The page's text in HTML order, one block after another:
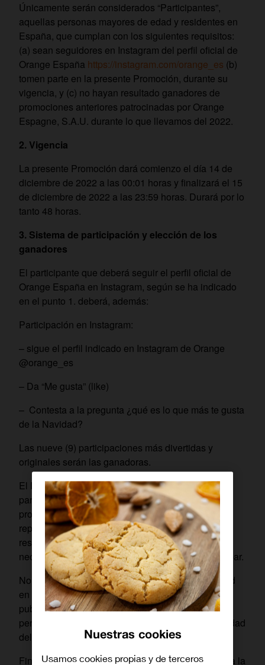
Únicamente serán considerados “Participantes”,
aquellas personas mayores de edad y residentes en
España, que cumplan con los siguientes requisitos:
(a) sean seguidores en Instagram del perfil oficial de
Orange España https://instagram.com/orange_es (b)
tomen parte en la presente Promoción, durante su
vigencia, y (c) no hayan resultado ganadores de
promociones anteriores patrocinadas por Orange
Espagne, S.A.U. durante lo que llevamos del 2022.
2. Vigencia
La presente Promoción dará comienzo el día 14 de
diciembre de 2022 a las 00:01 horas y finalizará el 15
de diciembre de 2022 a las 23:59 horas. Durará por lo
tanto 48 horas.
3. Sistema de participación y elección de los
ganadores
El participante que deberá seguir el perfil oficial de
Orange España en Instagram, según se ha indicado
en el punto 1. deberá, además:
Participación en Instagram:
– sigue el perfil indicado en Instagram de Orange
@orange_es
– Da “Me gusta” (like)
– Contesta a la pregunta ¿qué es lo que más te gusta
de la Navidad?
Las nueve (9) participaciones más divertidas y
originales serán las ganadoras.
El Participante podrá acumular cuantas
participaciones desee durante la vigencia de la
promoción, y siempre que sean respuestas no
repetidas y que haya cumplido previamente con el
resto de requisitos de este apartado, no siendo
necesario ser cliente de Orange para poder participar.
No se aceptarán cuentas de Instagram sin actividad
en su perfil (es decir, con cero publicaciones o sólo
publicaciones comerciales), ni tampoco mediante
perfiles privados que no permitan verificar la identidad
del Participante.
Finalizado el plazo de participación, se procederá a la
Nuestras cookies
Usamos cookies propias y de terceros